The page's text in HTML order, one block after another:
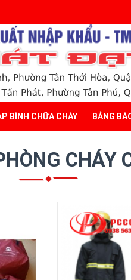
BÌNH CHỮA CHÁY BẢNG
CHÁY